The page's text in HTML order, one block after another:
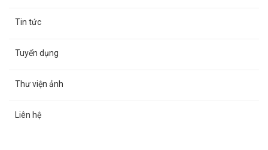
Tin tức
Tuyển dụng
Thư viện ảnh
Liên hệ